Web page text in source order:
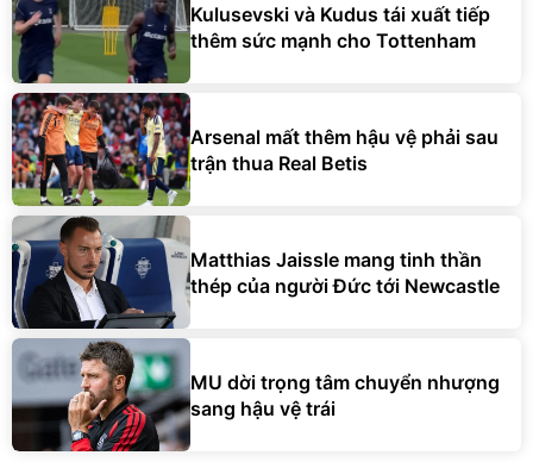
Kulusevski và Kudus tái xuất tiếp
thêm sức mạnh cho Tottenham
Arsenal mất thêm hậu vệ phải sau
trận thua Real Betis
Matthias Jaissle mang tinh thần
thép của người Đức tới Newcastle
MU dời trọng tâm chuyển nhượng
sang hậu vệ trái